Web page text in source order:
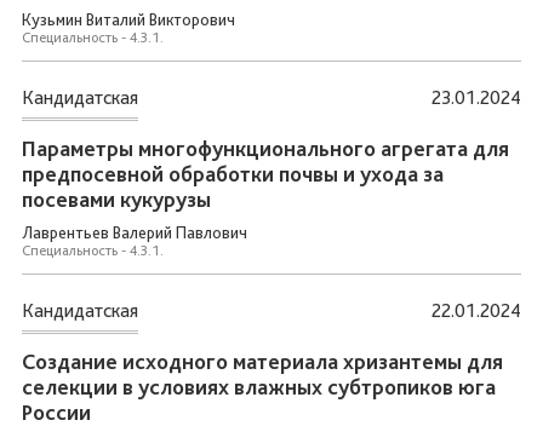
Кузьмин Виталий Викторович
Специальность - 4.3.1.
Кандидатская
Параметры многофункционального агрегата для
предпосевной обработки почвы и ухода за
посевами кукурузы
Лаврентьев Валерий Павлович
Специальность - 4.3.1.
23.01.2024
Кандидатская
Создание исходного материала хризантемы для
селекции в условиях влажных субтропиков юга
России
22.01.2024